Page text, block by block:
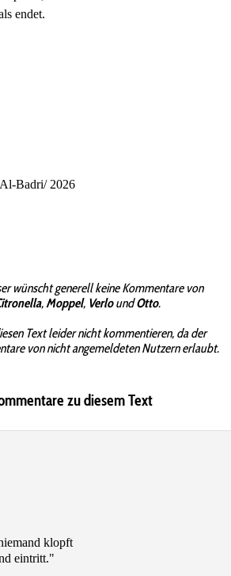
endet.
Badri/ 2026
wünscht generell keine Kommentare von
, Moppel, VerloundOtto.
Text leider nicht kommentieren, da der
von nicht angemeldeten Nutzern erlaubt.
zu diesem Text
klopft
eintritt."